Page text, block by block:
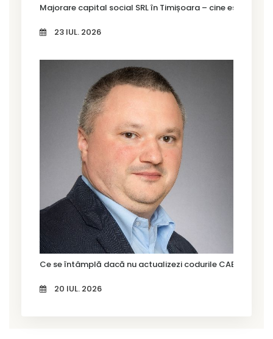
Majorare capital social SRL în Timișoara – cine este
23 IUL. 2026
Ce se întâmplă dacă nu actualizezi codurile CAEN Rev. 3?
20 IUL. 2026